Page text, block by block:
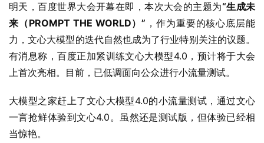
明天，百度世界大会开幕在即，本次大会的主题为“生成未
来（PROMPT THE WORLD）” ，作为重要的核心底层能
力，文心大模型的迭代自然也成为了行业特别关注的议题。
有消息称，百度正加紧训练文心大模型4.0，预计将于大会
上首次亮相。目前，已低调面向公众进行小流量测试。
大模型之家赶上了文心大模型4.0的小流量测试，通过文心
一言抢鲜体验到文心4.0。虽然还是测试版，但体验已经相
当惊艳。